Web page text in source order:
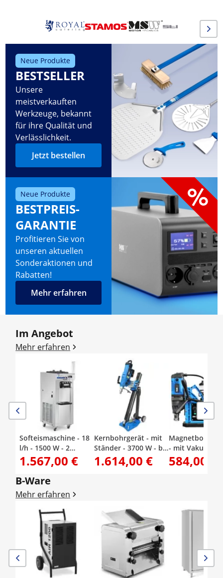
Neue Produkte
BESTSELLER
Unsere
meistverkauften
Werkzeuge, bekannt
für ihre Qualität und
Verlässlichkeit.
Jetzt bestellen
Neue Produkte
BESTPREIS-
GARANTIE
Profitieren Sie von
unseren aktuellen
Sonderaktionen und
Rabatten!
Mehr erfahren
Im Angebot
Mehr erfahren
Softeismaschine - 18
l/h - 1500 W - 2
Sorten + Mischung
aus beiden -
Vorkühlung - Royal
Catering
1.567,00 €
Kernbohrgerät - mit
Ständer - 3700 W - bis
1230 U/min -
Bohrdurchmesser
1.614,00 €
- mit Vakuum -
W - 870 U/min -
584,00 €
B-Ware
Mehr erfahren